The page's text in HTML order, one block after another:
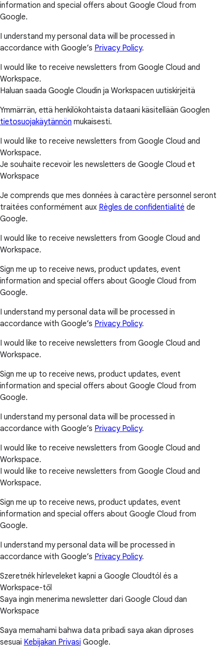
information and special offers about Google Cloud from
Google.
I understand my personal data will be processed in
accordance with Google’s Privacy Policy.
I would like to receive newsletters from Google Cloud and
Workspace.
Haluan saada Google Cloudin ja Workspacen uutiskirjeitä
Ymmärrän, että henkilökohtaista dataani käsitellään Googlen
tietosuojakäytännön mukaisesti.
I would like to receive newsletters from Google Cloud and
Workspace.
Je souhaite recevoir les newsletters de Google Cloud et
Workspace
Je comprends que mes données à caractère personnel seront
traitées conformément aux Règles de confidentialité de
Google.
I would like to receive newsletters from Google Cloud and
Workspace.
Sign me up to receive news, product updates, event
information and special offers about Google Cloud from
Google.
I understand my personal data will be processed in
accordance with Google’s Privacy Policy.
I would like to receive newsletters from Google Cloud and
Workspace.
Sign me up to receive news, product updates, event
information and special offers about Google Cloud from
Google.
I understand my personal data will be processed in
accordance with Google’s Privacy Policy.
I would like to receive newsletters from Google Cloud and
Workspace.
I would like to receive newsletters from Google Cloud and
Workspace.
Sign me up to receive news, product updates, event
information and special offers about Google Cloud from
Google.
I understand my personal data will be processed in
accordance with Google’s Privacy Policy.
Szeretnék hírleveleket kapni a Google Cloudtól és a
Workspace-től
Saya ingin menerima newsletter dari Google Cloud dan
Workspace
Saya memahami bahwa data pribadi saya akan diproses
sesuai Kebijakan Privasi Google.